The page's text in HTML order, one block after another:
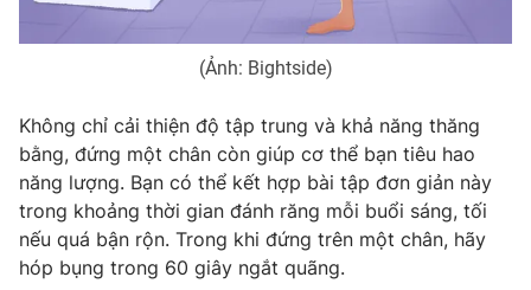
VTV9 VTV8
English
THỜI BÁO VTV
Theo dõi báo trên
(Ảnh: Bightside)
Không chỉ cải thiện độ tập trung và khả năng thăng
bằng, đứng một chân còn giúp cơ thể bạn tiêu hao
năng lượng. Bạn có thể kết hợp bài tập đơn giản này
trong khoảng thời gian đánh răng mỗi buổi sáng, tối
nếu quá bận rộn. Trong khi đứng trên một chân, hãy
hóp bụng trong 60 giây ngắt quãng.